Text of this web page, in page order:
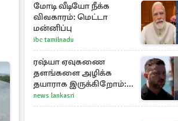
மோடி வீடியோ நீக்க
விவகாரம்: மெட்டா
மன்னிப்பு
ibc tamilnadu
ரஷ்யா ஏவுகணை
தளங்களை அழிக்க
தயாராக இருக்கிறோம்:
எச்சரிக்கை விடுத்த
ஜெலென்ஸ்கி
news lankasri